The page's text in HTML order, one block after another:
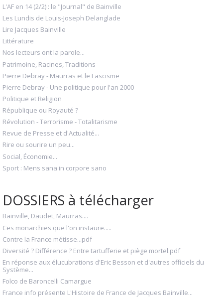
L'AF en 14 (2/2) : le "Journal" de Bainville
Les Lundis de Louis-Joseph Delanglade
Lire Jacques Bainville
Littérature
Nos lecteurs ont la parole...
Patrimoine, Racines, Traditions
Pierre Debray - Maurras et le Fascisme
Pierre Debray - Une politique pour l'an 2000
Politique et Religion
République ou Royauté ?
Révolution - Terrorisme - Totalitarisme
Revue de Presse et d'Actualité...
Rire ou sourire un peu...
Social, Économie...
Sport : Mens sana in corpore sano
DOSSIERS à télécharger
Bainville, Daudet, Maurras....
Ces monarchies que l'on instaure.....
Contre la France métisse...pdf
Diversité ? Différence ? Entre tartufferie et piège mortel.pdf
En réponse aux élucubrations d'Eric Besson et d'autres officiels du
Système...
Folco de Baroncelli Camargue
France info présente L'Histoire de France de Jacques Bainville...